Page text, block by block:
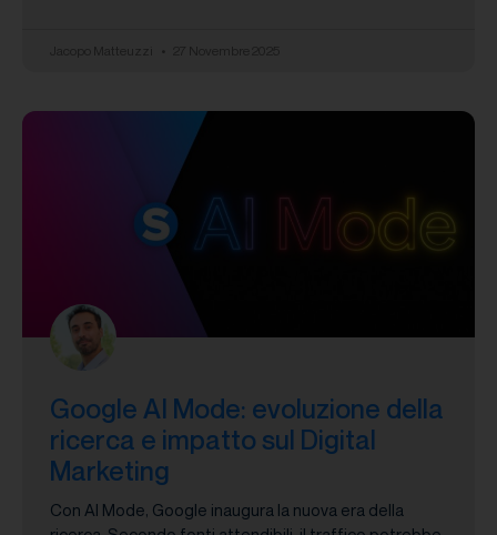
Google AI Mode: evoluzione della
ricerca e impatto sul Digital
Marketing
Con AI Mode, Google inaugura la nuova era della